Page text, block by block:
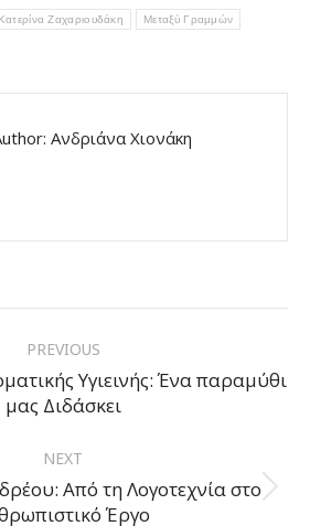
Κατερίνα Ζαχαριουδάκη Μεταξύ Γραμμών
Ανδριάνα Χιονάκη
PREVIOUS
Previous
post:
Υγιεινής: Ένα παραμύθι
μας Διδάσκει
NEXT
Next
Από τη Λογοτεχνία στο
Έργο